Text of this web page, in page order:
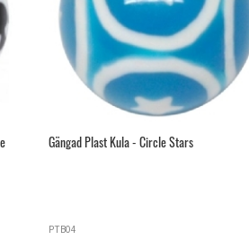
Gängad Plast Kula - Circle Stars
PTB04